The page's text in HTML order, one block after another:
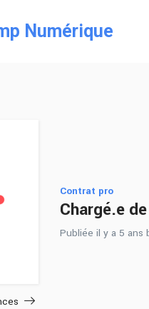
Numérique
Contrat pro
Chargé.e
Publiée il y a 5 ans